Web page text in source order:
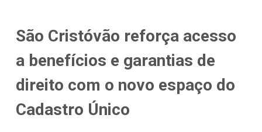
São Cristóvão reforça acesso
a benefícios e garantias de
direito com o novo espaço do
Cadastro Único